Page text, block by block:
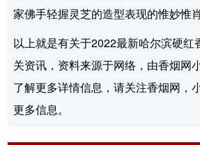
家佛手轻握灵芝的造型表现的惟妙惟
以上就是有关于2022最新哈尔滨硬红
关资讯，资料来源于网络，由香烟网
了解更多详情信息，请关注香烟网，
更多信息。